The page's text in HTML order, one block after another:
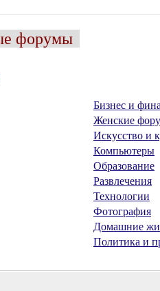
форумы
Бизнес и
Женские
Искусство и
Компьютеры
Образование
Развлечения
Технологии
Фотография
Домашние
Политика и